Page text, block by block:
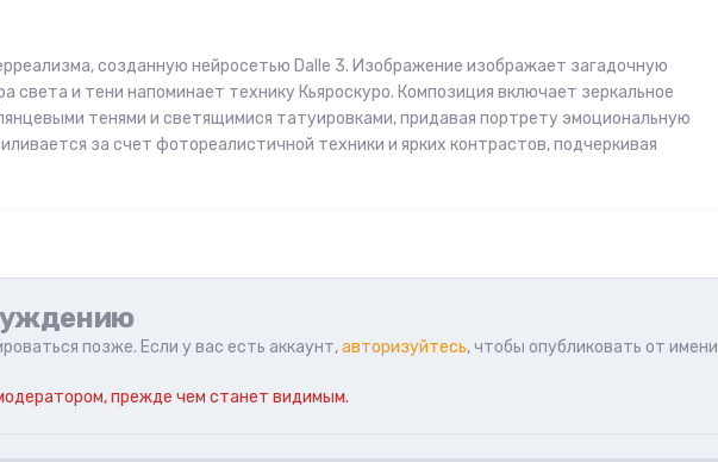
созданную нейросетью Dalle 3. Изображение изображает загадочную
света и тени напоминает технику Кьяроскуро. Композиция включает зеркальное
тенями и светящимися татуировками, придавая портрету эмоциональную
за счет фотореалистичной техники и ярких контрастов, подчеркивая
позже. Если у вас есть аккаунт,авторизуйтесь, чтобы опубликовать от имени
прежде чем станет видимым.